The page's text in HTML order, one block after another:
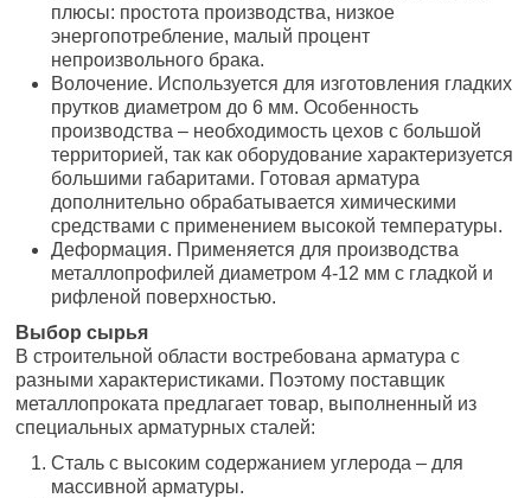
плюсы: простота производства, низкое
энергопотребление, малый процент
непроизвольного брака.
Волочение. Используется для изготовления гладких
прутков диаметром до 6 мм. Особенность
производства – необходимость цехов с большой
территорией, так как оборудование характеризуется
большими габаритами. Готовая арматура
дополнительно обрабатывается химическими
средствами с применением высокой температуры.
Деформация. Применяется для производства
металлопрофилей диаметром 4-12 мм с гладкой и
рифленой поверхностью.
Выбор сырья
В строительной области востребована арматура с
разными характеристиками. Поэтому поставщик
металлопроката предлагает товар, выполненный из
специальных арматурных сталей:
Сталь с высоким содержанием углерода – для
массивной арматуры.